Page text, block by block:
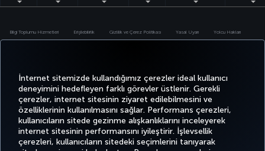
İnternet sitemizde kullandığımız çerezler ideal kullanıcı
deneyimini hedefleyen farklı görevler üstlenir. Gerekli
çerezler, internet sitesinin ziyaret edilebilmesini ve
özelliklerinin kullanılmasını sağlar. Performans çerezleri,
kullanıcıların sitede gezinme alışkanlıklarını inceleyerek
internet sitesinin performansını iyileştirir. İşlevsellik
çerezleri, kullanıcıların sitedeki seçimlerini tanıyarak
Bilgi Toplumu Hizmetleri Erişilebilirlik Gizlilik ve Çerez Politikası Yasal Uyarı Yolcu Hakları